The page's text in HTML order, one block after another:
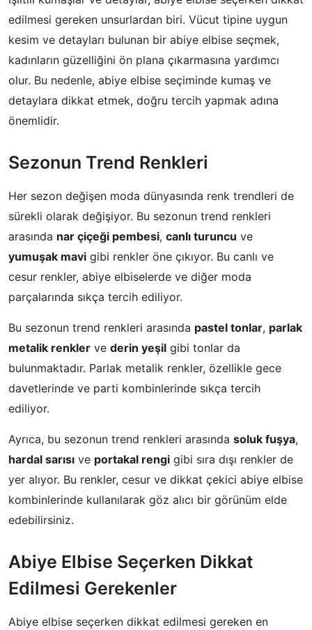
edilmesi gereken unsurlardan biri. Vücut tipine uygun
kesim ve detayları bulunan bir abiye elbise seçmek,
kadınların güzelliğini ön plana çıkarmasına yardımcı
olur. Bu nedenle, abiye elbise seçiminde kumaş ve
detaylara dikkat etmek, doğru tercih yapmak adına
önemlidir.
Sezonun Trend Renkleri
Her sezon değişen moda dünyasında renk trendleri de
sürekli olarak değişiyor. Bu sezonun trend renkleri
arasında nar çiçeği pembesi, canlı turuncu ve
yumuşak mavi gibi renkler öne çıkıyor. Bu canlı ve
cesur renkler, abiye elbiselerde ve diğer moda
parçalarında sıkça tercih ediliyor.
Bu sezonun trend renkleri arasında pastel tonlar, parlak
metalik renkler ve derin yeşil gibi tonlar da
bulunmaktadır. Parlak metalik renkler, özellikle gece
davetlerinde ve parti kombinlerinde sıkça tercih
ediliyor.
Ayrıca, bu sezonun trend renkleri arasında soluk fuşya,
hardal sarısı ve portakal rengi gibi sıra dışı renkler de
yer alıyor. Bu renkler, cesur ve dikkat çekici abiye elbise
kombinlerinde kullanılarak göz alıcı bir görünüm elde
edebilirsiniz.
Abiye Elbise Seçerken Dikkat
Edilmesi Gerekenler
Abiye elbise seçerken dikkat edilmesi gereken en